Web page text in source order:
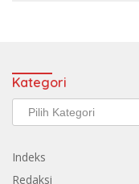
Kategori
Kategori
Indeks
Redaksi